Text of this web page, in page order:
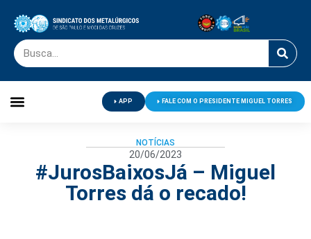
APP FALE COM O PRESIDENTE MIGUEL TORRES
NOTÍCIAS
20/06/2023
#JurosBaixosJá – Miguel
Torres dá o recado!